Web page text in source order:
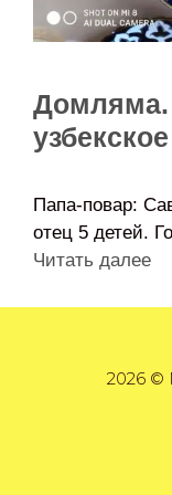
Домляма.
Папа-повар:
отец 5 детей.
Читать далее
2026 ©